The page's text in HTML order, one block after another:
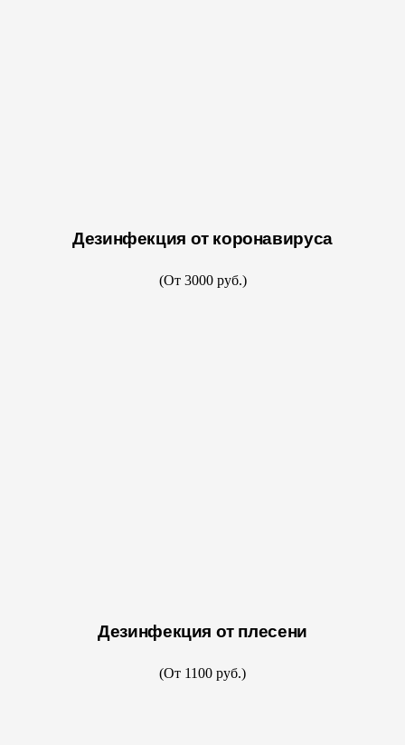
Дезинфекция от коронавируса
(От 3000 руб.)
Дезинфекция от плесени
(От 1100 руб.)